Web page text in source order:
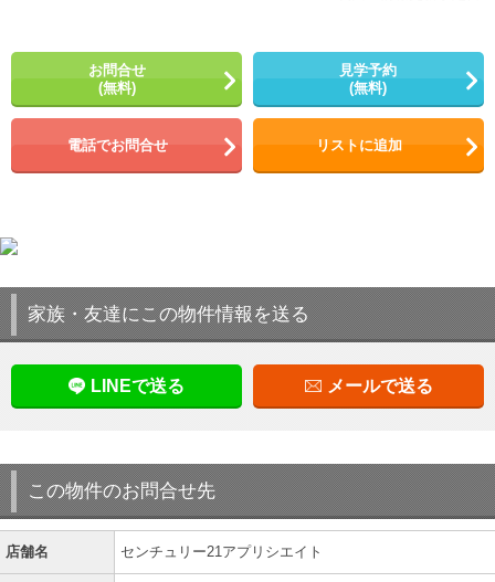
お問合せ
(無料)
見学予約
(無料)
電話でお問合せ リストに追加
家族・友達にこの物件情報を送る
LINEで送る メールで送る
この物件のお問合せ先
店舗名 センチュリー21アプリシエイト